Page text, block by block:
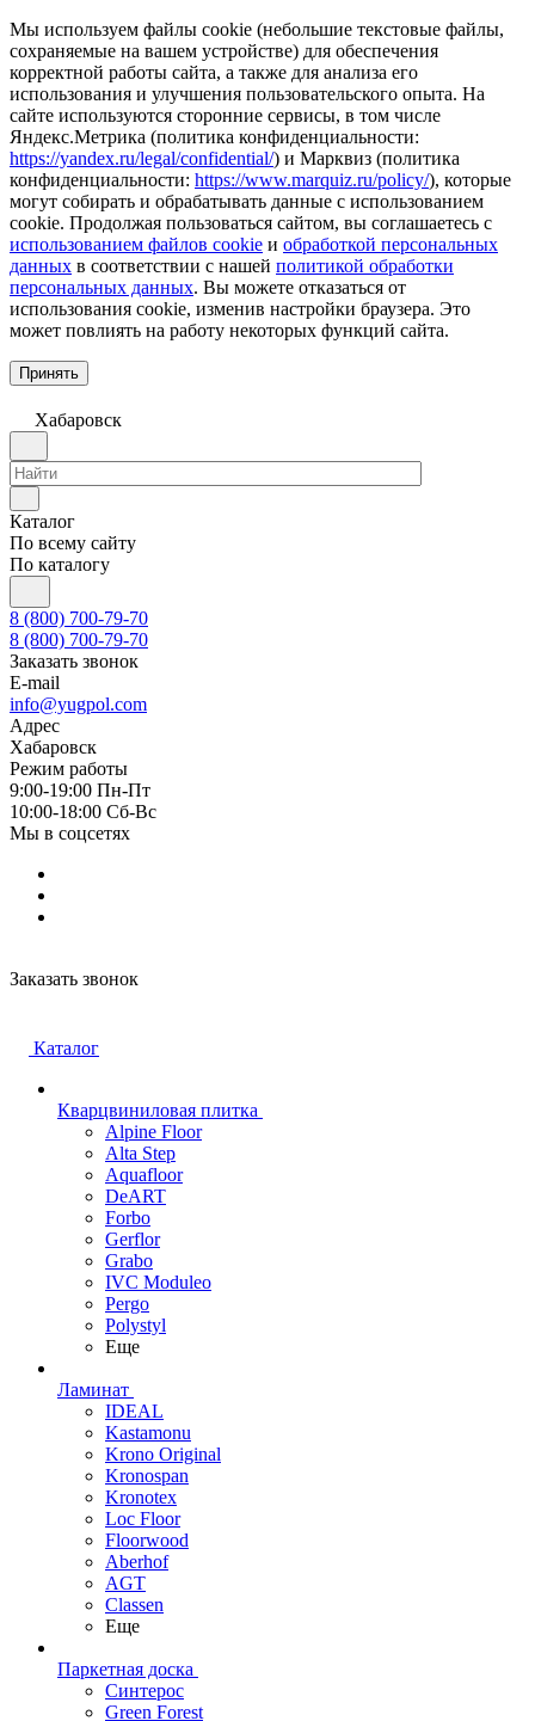
Мы используем файлы cookie (небольшие текстовые файлы,
сохраняемые на вашем устройстве) для обеспечения
корректной работы сайта, а также для анализа его
использования и улучшения пользовательского опыта. На
сайте используются сторонние сервисы, в том числе
Яндекс.Метрика (политика конфиденциальности:
https://yandex.ru/legal/confidential/) и Марквиз (политика
конфиденциальности: https://www.marquiz.ru/policy/), которые
могут собирать и обрабатывать данные с использованием
cookie. Продолжая пользоваться сайтом, вы соглашаетесь с
использованием файлов cookie и обработкой персональных
данных в соответствии с нашей политикой обработки
персональных данных. Вы можете отказаться от
использования cookie, изменив настройки браузера. Это
может повлиять на работу некоторых функций сайта.
Принять
Хабаровск
Каталог
По всему сайту
По каталогу
8 (800) 700-79-70
8 (800) 700-79-70
Заказать звонок
E-mail
info@yugpol.com
Адрес
Хабаровск
Режим работы
9:00-19:00 Пн-Пт
10:00-18:00 Cб-Вс
Мы в соцсетях
Заказать звонок
Каталог
Кварцвиниловая плитка
Alpine Floor
Alta Step
Aquafloor
DeART
Forbo
Gerflor
Grabo
IVC Moduleo
Pergo
Polystyl
Еще
Ламинат
IDEAL
Kastamonu
Krono Original
Kronospan
Kronotex
Loc Floor
Floorwood
Aberhof
AGT
Classen
Еще
Паркетная доска
Синтерос
Green Forest